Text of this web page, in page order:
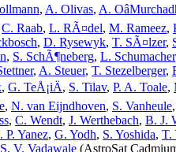
, A. Olivas, A.
C. Raab, L. RÃ¤del, M. Rameez,
, D. Rysewyk, T. SÃ¤lzer,
, S. SchÃ¶neberg, L. Schumacher
, A. Steuer, T. Stezelberger,
, G. TeÅ¡iÄ, S. Tilav, P. A. Toale,
, N. van Eijndhoven, S. Vanheule,
, C. Wendt, J. Werthebach, B. J.
P. Yanez, G. Yodh, S. Yoshida, T.
S. V. Vadawale (AstroSat